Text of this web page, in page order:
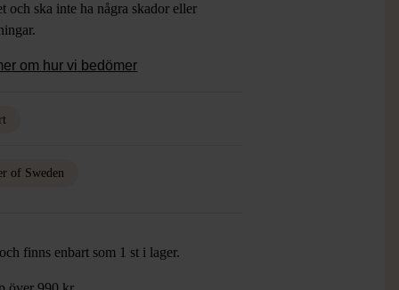
och ska inte ha några skador eller
om hur vi bedömer
of Sweden
finns enbart som 1 st i lager.